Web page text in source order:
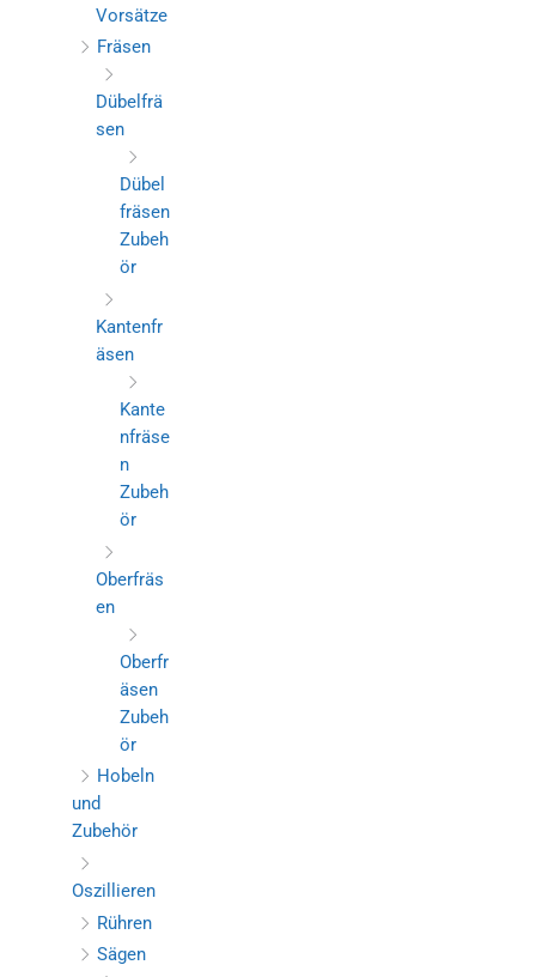
Vorsätze
Fräsen
Dübelfrä
sen
Dübel
fräsen
Zubeh
ör
Kantenfr
äsen
Kante
nfräse
n
Zubeh
ör
Oberfräs
en
Oberfr
äsen
Zubeh
ör
Hobeln
und
Zubehör
Oszillieren
Rühren
Sägen